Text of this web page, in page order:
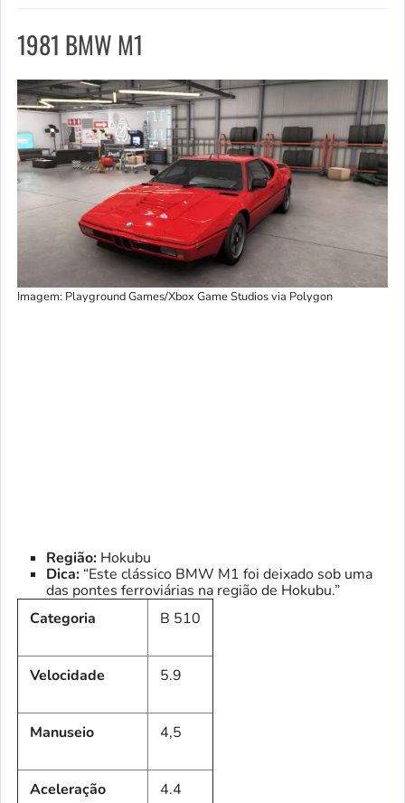
1981 BMW M1
Imagem: Playground Games/Xbox Game Studios via Polygon
Região: Hokubu
Dica: “Este clássico BMW M1 foi deixado sob uma
das pontes ferroviárias na região de Hokubu.”
Categoria
B 510
Velocidade 5.9
Manuseio 4,5
Aceleração 4.4